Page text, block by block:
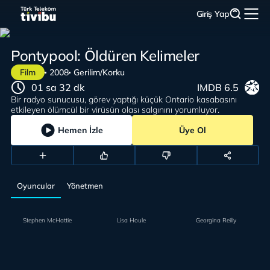
Giriş Yap
Film 2008 Gerilim/Korku
Pontypool: Öldüren Kelimeler
Bir radyo sunucusu, görev yaptığı küçük Ontario kasabasını
etkileyen ölümcül bir virüsün olası salgınını yorumluyor.
01 sa 32 dk IMDB 6.5
Hemen İzle Üye Ol
Oyuncular Yönetmen
Stephen McHattie Lisa Houle Georgina Reilly